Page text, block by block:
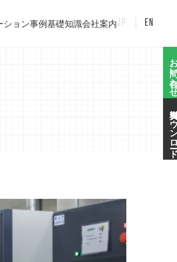
ション事例基礎知識会社案内JP EN
お問
資料ダ